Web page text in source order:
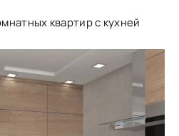
квартир с кухней